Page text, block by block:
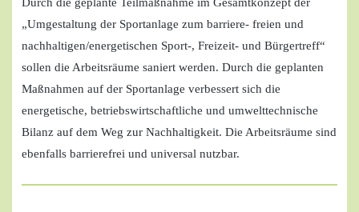
Durch die geplante Teilmaßnahme im Gesamtkonzept der
„Umgestaltung der Sportanlage zum barriere- freien und
nachhaltigen/energetischen Sport-, Freizeit- und Bürgertreff“
sollen die Arbeitsräume saniert werden. Durch die geplanten
Maßnahmen auf der Sportanlage verbessert sich die
energetische, betriebswirtschaftliche und umwelttechnische
Bilanz auf dem Weg zur Nachhaltigkeit. Die Arbeitsräume sind
ebenfalls barrierefrei und universal nutzbar.